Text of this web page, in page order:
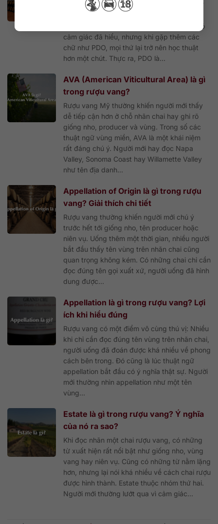
Rượu vang ở châu Âu có một kiểu thuật ngữ
nắm bắt: Nhìn tên vùng trên nhãn chai thì có
cảm giác đã hiểu, nhưng khi gặp thêm các
chữ như PDO, mọi thứ lại trở nên học thuật
hơn một chút. Thực ra, PDO là...
AVA (American Viticultural Area) là gì
trong rượu vang?
Rượu vang Mỹ thường khiến người mới thấy
dễ tiếp cận hơn ở chỗ nhãn chai hay ghi rõ
giống nho, producer và vùng. Trong số các
thuật ngữ vùng miền, AVA là một khái niệm
rất đáng chú ý. Người mới hay đọc Napa
Valley, Sonoma Coast hay Willamette Valley
như tên địa danh...
Appellation of Origin là gì trong rượu
vang? Giải thích chi tiết
Rượu vang thường khiến người mới chú ý
trước hết tới giống nho, tên producer hoặc
niên vụ. Uống thêm một thời gian, nhiều người
bắt đầu thấy tên vùng trên nhãn chai cũng
quan trọng không kém. Có những chai chỉ cần
đọc đúng tên gọi xuất xứ, người uống đã hình
dung được...
Appellation là gì trong rượu vang? Lợi
ích khi hiểu đúng
Rượu vang có một điểm vô cùng thú vị: Nhiều
khi chỉ cần đọc đúng tên vùng trên nhãn chai,
người uống đã đoán được khá nhiều về phong
cách bên trong. Đó cũng là lúc thuật ngữ
appellation bắt đầu có ý nghĩa thật sự. Người
mới thường nhìn appellation như một tên
vùng...
Estate là gì trong rượu vang? Ý nghĩa
của nó ra sao?
Khi đọc nhãn một chai rượu vang, có những
từ xuất hiện rất nổi bật như giống nho, vùng
vang hay niên vụ. Cũng có những từ nằm lặng
hơn, nhưng lại nói khá nhiều về cách chai rượu
được hình thành. Estate thuộc nhóm thứ hai.
Người mới thường lướt qua vì cảm giác...